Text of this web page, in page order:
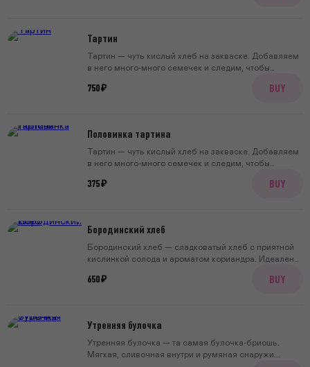
Тартин
Тартин — чуть кислый хлеб на закваске. Добавляем
в него много-много семечек и следим, чтобы
серединка мягкой, влажной и пористой.
750 ₽ BUY
Половинка тартина
Тартин — чуть кислый хлеб на закваске. Добавляем
в него много-много семечек и следим, чтобы
серединка мягкой, влажной и пористой.
375 ₽ BUY
Бородинский хлеб
Бородинский хлеб — сладковатый хлеб с приятной
кислинкой солода и ароматом кориандра. Идеален
завтрака.
650 ₽ BUY
Утренняя булочка
Утренняя булочка — та самая булочка-бриошь.
Мягкая, сливочная внутри и румяная снаружи.